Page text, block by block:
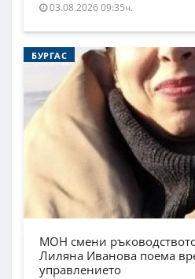
03.08.2026 09:35ч.
БУРГАС
МОН смени
Лиляна Иванова поема
управлението